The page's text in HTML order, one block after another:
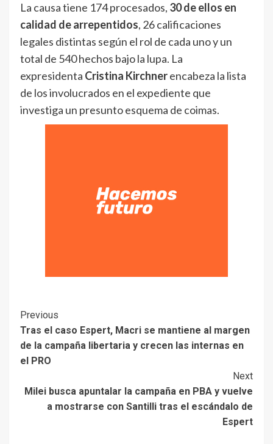
La causa tiene 174 procesados, 30 de ellos en
calidad de arrepentidos, 26 calificaciones
legales distintas según el rol de cada uno y un
total de 540 hechos bajo la lupa. La
expresidenta Cristina Kirchnerencabeza la lista
de los involucrados en el expediente que
investiga un presunto esquema de coimas.
Previous
Tras el caso Espert, Macri se mantiene al margen
de la campaña libertaria y crecen las internas en
el PRO
Next
Milei busca apuntalar la campaña en PBA y vuelve
a mostrarse con Santilli tras el escándalo de
Espert